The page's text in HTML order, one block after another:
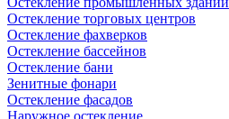
Остекление торговых центров
Остекление фахверков
Остекление бассейнов
Остекление бани
Зенитные фонари
Остекление фасадов
Наружное остекление